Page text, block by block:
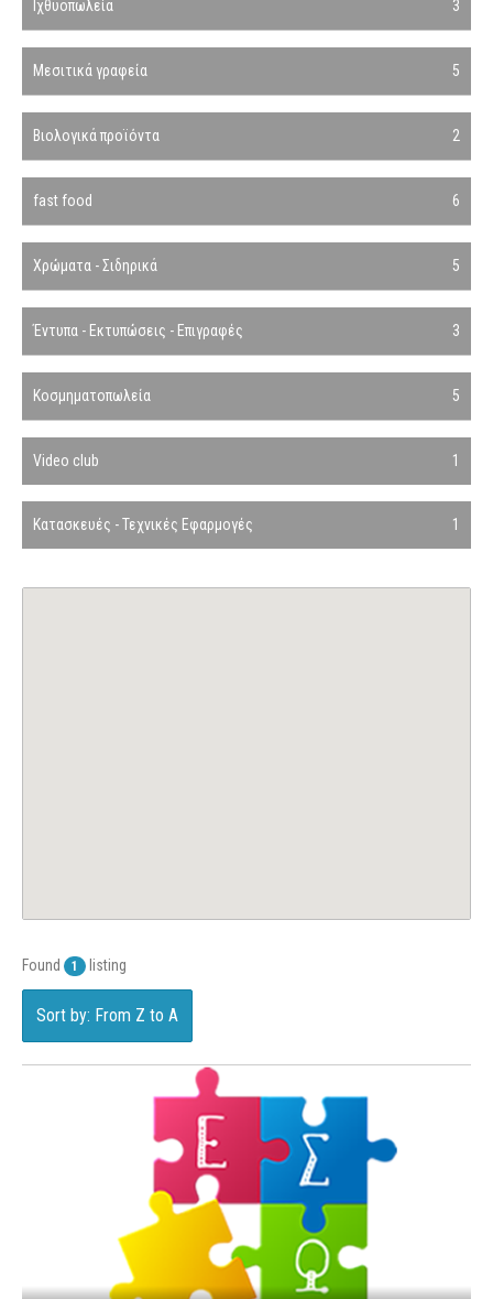
Ιχθυοπωλεία 3
Μεσιτικά γραφεία 5
Βιολογικά προϊόντα 2
fast food 6
Χρώματα - Σιδηρικά 5
Έντυπα - Εκτυπώσεις - Επιγραφές 3
Κοσμηματοπωλεία 5
Video club 1
Κατασκευές - Τεχνικές Εφαρμογές 1
Found 1 listing
Sort by: From Z to A